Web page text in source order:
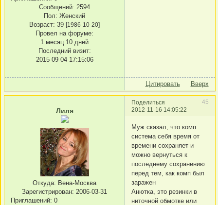
Сообщений: 2594
Пол: Женский
Возраст: 39 [1986-10-20]
Провел на форуме:
1 месяц 10 дней
Последний визит:
2015-09-04 17:15:06
Цитировать Вверх
Поделиться
45
2012-11-16 14:05:22
Лиля
Откуда: Вена-Москва
Зарегистрирован: 2006-03-31
Приглашений: 0
Муж сказал, что комп
система себя время от
времени сохраняет и
можно вернуться к
последнему сохранению
перед тем, как комп был
заражен
Анютка, это резинки в
ниточной обмотке или